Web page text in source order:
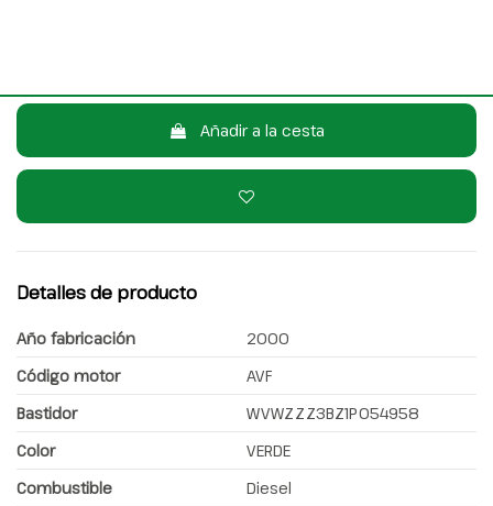
Añadir a la cesta
Detalles de producto
Año fabricación
2000
Código motor
AVF
Bastidor
WVWZZZ3BZ1P054958
Color
VERDE
Combustible
Diesel